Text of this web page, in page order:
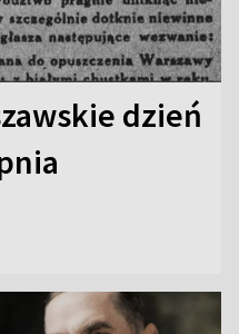
dzień